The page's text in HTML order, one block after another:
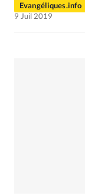
Evangéliques.info
9 Juil 2019